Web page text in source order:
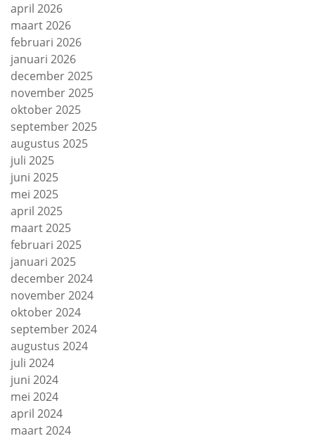
april 2026
maart 2026
februari 2026
januari 2026
december 2025
november 2025
oktober 2025
september 2025
augustus 2025
juli 2025
juni 2025
mei 2025
april 2025
maart 2025
februari 2025
januari 2025
december 2024
november 2024
oktober 2024
september 2024
augustus 2024
juli 2024
juni 2024
mei 2024
april 2024
maart 2024